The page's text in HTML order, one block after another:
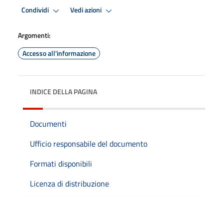
Condividi Vedi azioni
Argomenti:
Accesso all'informazione
INDICE DELLA PAGINA
Documenti
Ufficio responsabile del documento
Formati disponibili
Licenza di distribuzione